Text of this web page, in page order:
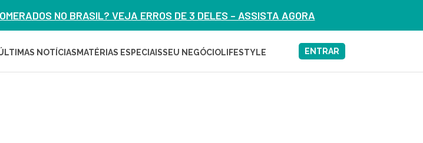
NO BRASIL? VEJA ERROS DE 3 DELES – ASSISTA AGORA
NOTÍCIAS MATÉRIAS ESPECIAISSEU NEGÓCIOLIFESTYLE ENTRAR